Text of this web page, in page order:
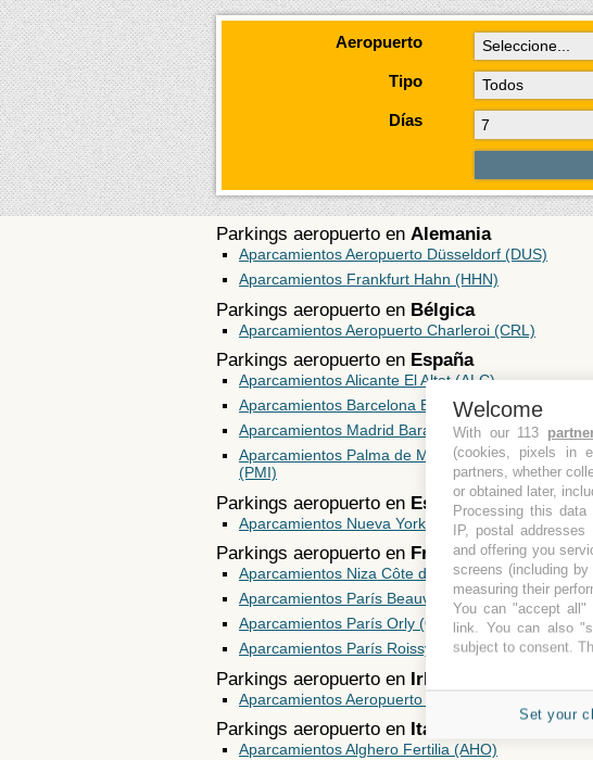
Aeropuerto
Tipo
Días
Parkings aeropuerto en Alemania
Aparcamientos Aeropuerto Düsseldorf (DUS)
Aparcamientos Frankfurt Hahn (HHN)
Parkings aeropuerto en Bélgica
Aparcamientos Aeropuerto Charleroi (CRL)
Parkings aeropuerto en España
Aparcamientos Alicante El Altet (ALC)
Aparcamientos Barcelona El Prat (BCN)
Aparcamientos Madrid Barajas (MAD)
Aparcamientos Palma de Mallorca Son Sant Joan
(PMI)
Parkings aeropuerto en Estados Unidos
Aparcamientos Nueva York JFK (JFK)
Parkings aeropuerto en Francia
Aparcamientos Niza Côte d'Azur (NCE)
Aparcamientos París Beauvais-Tillé (BVA)
Aparcamientos París Orly (ORY)
Aparcamientos París Roissy CDG (CDG)
Parkings aeropuerto en Irlanda
Aparcamientos Aeropuerto Dublín (DUB)
Parkings aeropuerto en Italia
Aparcamientos Alghero Fertilia (AHO)
Welcome
With our 113
(cookies, pixels in
partners, whether
or obtained later,
Processing this data
IP, postal
and offering you
screens (including
measuring their
You can "accept all"
link. You can also
subject to consent.
Set your